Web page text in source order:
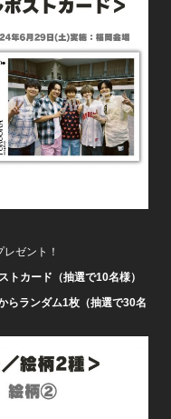
ゼント！
トカード（抽選で10名様）
らランダム1枚（抽選で30名